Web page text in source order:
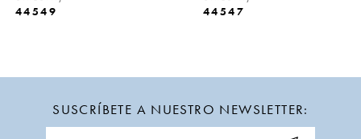
44549
44547
SUSCRÍBETE A NUESTRO NEWSLETTER: